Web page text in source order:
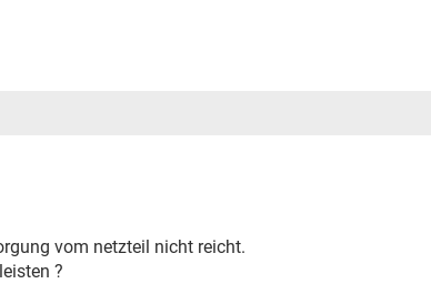
vom netzteil nicht reicht.
?